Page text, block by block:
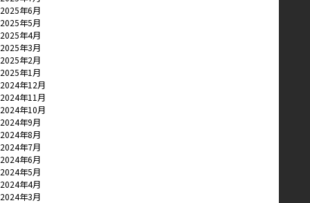
2025年6月
2025年5月
2025年4月
2025年3月
2025年2月
2025年1月
2024年12月
2024年11月
2024年10月
2024年9月
2024年8月
2024年7月
2024年6月
2024年5月
2024年4月
2024年3月